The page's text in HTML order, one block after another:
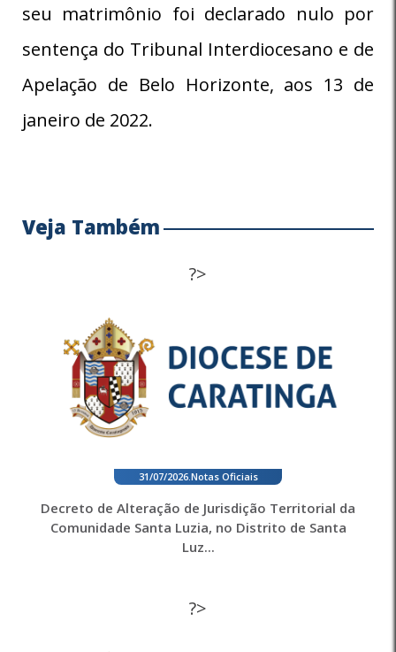
seu matrimônio foi declarado nulo por
sentença do Tribunal Interdiocesano e de
Apelação de Belo Horizonte, aos 13 de
janeiro de 2022.
Veja Também
?>
31/07/2026. Notas Oficiais
Decreto de Alteração de Jurisdição Territorial da
Comunidade Santa Luzia, no Distrito de Santa
Luz...
?>